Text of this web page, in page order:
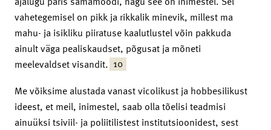
vahetegemisel on pikk ja rikkalik minevik, millest ma
mahu- ja isikliku piiratuse kaalutlustel võin pakkuda
ainult väga pealiskaudset, põgusat ja mõneti
meelevaldset visandit. 10
Me võiksime alustada vanast vicolikust ja hobbesilikust
ideest, et meil, inimestel, saab olla tõelisi teadmisi
ainuüksi tsiviil- ja poliitilistest institutsioonidest, sest